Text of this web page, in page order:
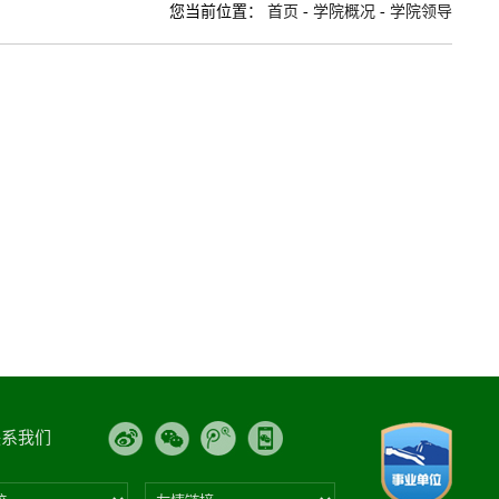
您当前位置： 首页 - 学院概况 - 学院领导
我们